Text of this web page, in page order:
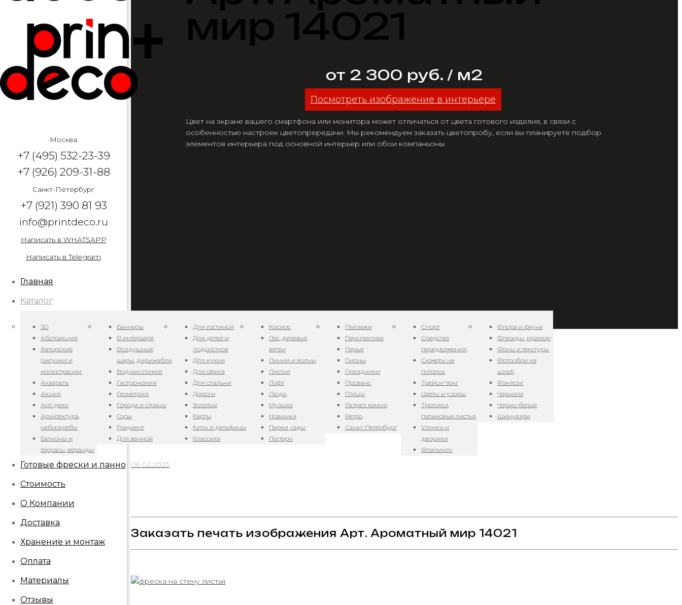
Москва
+7 (495) 532-23-39
+7 (926) 209-31-88
Санкт-Петербург
+7 (921) 390 81 93
info@printdeco.ru
Написать в WHATSAPP
Написать в Telegram
Главная
Каталог
3D
Абстракция
Авторские
рисунки и
иллюстрации
Акварель
Акция
Арт-деко
Архитектура,
небоскребы
Балконы и
террасы, веранды
Баннеры
В интерьере
Воздушные
шары, дирижабли
Водная стихия
Гастрономия
Геометрия
Города и страны
Горы
Градиент
Для ванной
Для гостиной
Для детей и
подростков
Для кухни
Для офиса
Для спальни
Дороги
Золотые
Карты
Киты и дельфины
Классика
Космос
Лес, деревья,
ветви
Линии и волны
Листья
Лофт
Люди
Музыка
Новинки
Парки, сады
Паттерн
Пейзажи
Перспектива
Перья
Пионы
Праздники
Прованс
Птицы
Разрез камня
Ретро
Санкт-Петербург
Спорт
Средства
передвижения
Сюжеты на
потолок
Трейси Ченг
Цветы и узоры
Тропики,
пальмовые листья
Улочки и
дворики
Фламинго
Флора и фауна
Флюиды, мрамор
Фоны и текстуры
Фотообои на
шкаф
Фэнтези
Чернила
Черно-белые
Шинуазри
Готовые фрески и панно
Стоимость
О Компании
Доставка
Хранение и монтаж
Оплата
Материалы
Отзывы
мир 14021
от 2 300 руб. / м2
Посмотреть изображение в интерьере
Цвет на экране вашего смартфона или монитора может отличаться от цвета готового изделия, в связи с
особенностью настроек цветопрередачи. Мы рекомендуем заказать цветопробу, если вы планируете подбор
элементов интерьера под основной интерьер или обои компаньоны.
Арт. Ароматный мир 140211
14.02.2023
Арт. Флюид — мрамор 06013
06.02.2023
Заказать печать изображения Арт. Ароматный мир 14021